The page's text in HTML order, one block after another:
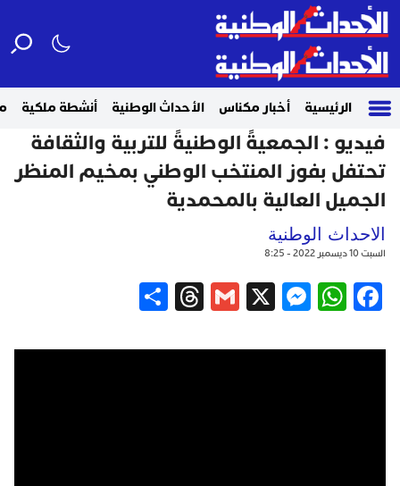
الرئيسية أخبار مكناس الأحداث الوطنية أنشطة ملكية
فيديو : الجمعيةً الوطنيةً للتربية والثقافة
تحتفل بفوز المنتخب الوطني بمخيم المنظر
الجميل العالية بالمحمدية
الاحداث الوطنية
السبت 10 ديسمبر 2022 - 8:25
Facebook
WhatsApp
Messenger
X
Gmail
Threads